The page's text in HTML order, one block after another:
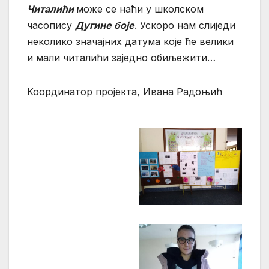
Читалићи може се наћи у школском
часопису Дугине боје. Ускоро нам слиједи
неколико значајних датума које ће велики
и мали читалићи заједно обиљежити…
Координатор пројекта, Ивана Радоњић